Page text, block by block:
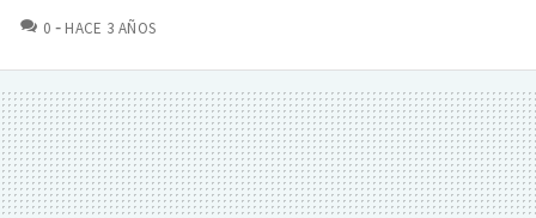
0 COMENTARIOS
HACE 3 AÑOS